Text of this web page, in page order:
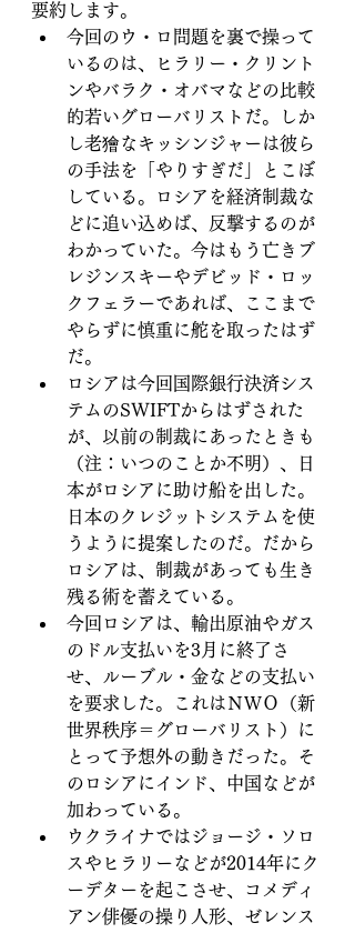
要約します。
今回のウ・ロ問題を裏で操って
いるのは、ヒラリー・クリント
ンやバラク・オバマなどの比較
的若いグローバリストだ。しか
し老獪なキッシンジャーは彼ら
の手法を「やりすぎだ」とこぼ
している。ロシアを経済制裁な
どに追い込めば、反撃するのが
わかっていた。今はもう亡きブ
レジンスキーやデビッド・ロッ
クフェラーであれば、ここまで
やらずに慎重に舵を取ったはず
だ。
ロシアは今回国際銀行決済シス
テムのSWIFTからはずされた
が、以前の制裁にあったときも
（注：いつのことか不明）、日
本がロシアに助け船を出した。
日本のクレジットシステムを使
うように提案したのだ。だから
ロシアは、制裁があっても生き
残る術を蓄えている。
今回ロシアは、輸出原油やガス
のドル支払いを3月に終了さ
せ、ルーブル・金などの支払い
を要求した。これはＮＷＯ（新
世界秩序＝グローバリスト）に
とって予想外の動きだった。そ
のロシアにインド、中国などが
加わっている。
ウクライナではジョージ・ソロ
スやヒラリーなどが2014年にク
ーデターを起こさせ、コメディ
アン俳優の操り人形、ゼレンス